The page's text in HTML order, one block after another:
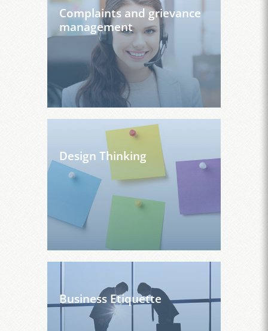
Complaints and grievance
management
Design Thinking
Business Etiquette